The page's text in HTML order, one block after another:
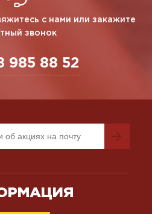
с нами или закажите
звонок
985 88 52